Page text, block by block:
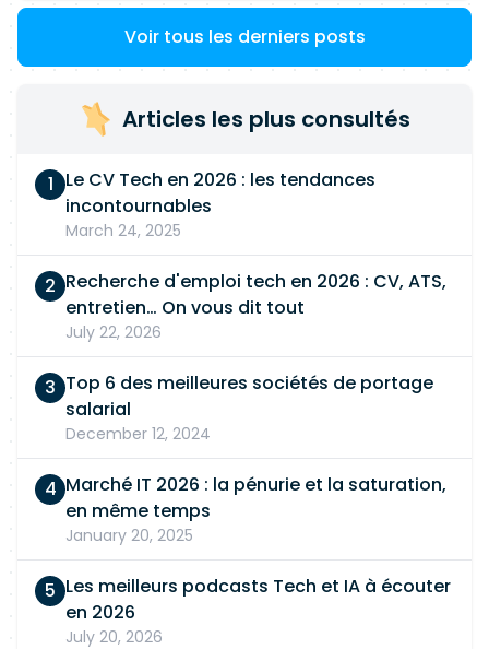
Voir tous les derniers posts
Articles les plus consultés
Le CV Tech en 2026 : les tendances
incontournables
March 24, 2025
Recherche d'emploi tech en 2026 : CV, ATS,
entretien… On vous dit tout
July 22, 2026
Top 6 des meilleures sociétés de portage
salarial
December 12, 2024
Marché IT 2026 : la pénurie et la saturation,
en même temps
January 20, 2025
Les meilleurs podcasts Tech et IA à écouter
en 2026
July 20, 2026